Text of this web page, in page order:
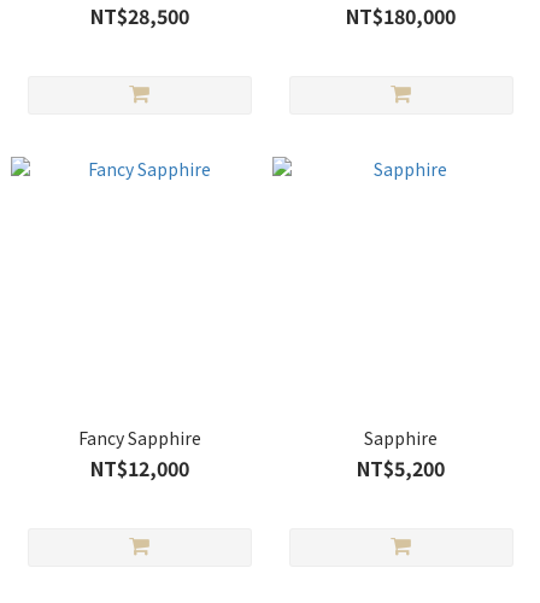
NT$28,500 NT$180,000
Fancy Sapphire
NT$12,000
Sapphire
NT$5,200